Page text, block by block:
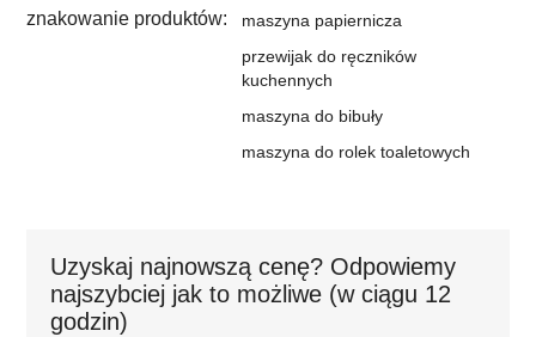
znakowanie produktów:
maszyna papiernicza
przewijak do ręczników
kuchennych
maszyna do bibuły
maszyna do rolek toaletowych
Uzyskaj najnowszą cenę? Odpowiemy
najszybciej jak to możliwe (w ciągu 12
godzin)